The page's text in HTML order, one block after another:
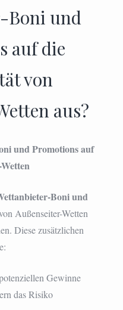
Boni und
auf die
von
aus?
und Promotions auf
Boni und
Außenseiter-Wetten
Diese zusätzlichen
Gewinne
das Risiko